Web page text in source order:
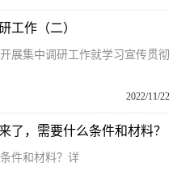
工作（二）
展集中调研工作就学习宣传贯彻
2022/11/22
了，需要什么条件和材料？
件和材料？详